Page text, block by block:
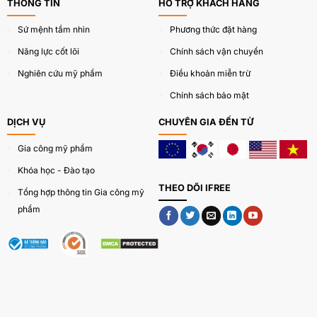
Tối giản tiết kiệm:
Chỉ cần 1 miếng nạ Melting Mask
thay thế 7749 bước dưỡng da phức tạp.
THÔNG TIN
Sứ mệnh tầm nhìn
Năng lực cốt lõi
Nghiên cứu mỹ phẩm
HỖ TRỢ KHÁCH HÀNG
Phương thức đặt hàng
Chính sách vận chuyển
Điều khoản miễn trừ
Chính sách bảo mật
DỊCH VỤ
Gia công mỹ phẩm
Khóa học - Đào tạo
Tổng hợp thông tin Gia công mỹ
phẩm
CHUYÊN GIA ĐẾN TỪ
THEO DÕI IFREE